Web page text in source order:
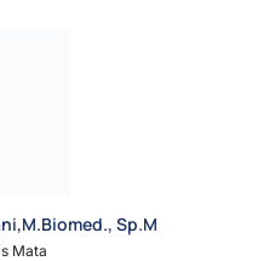
Sp.M
Mata